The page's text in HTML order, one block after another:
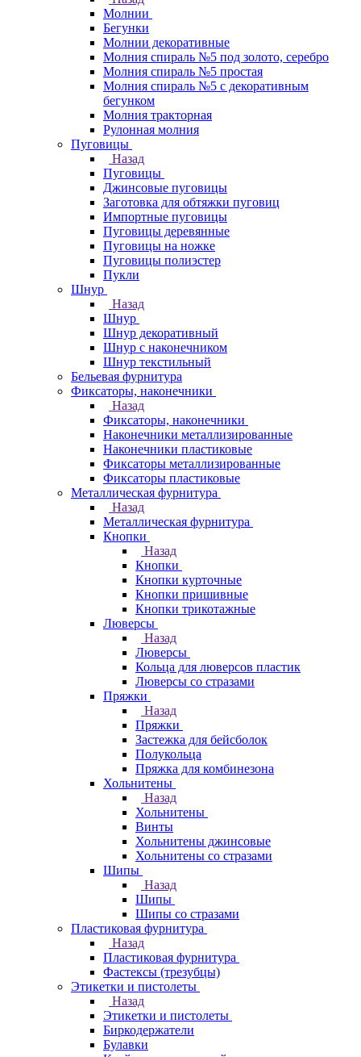
Молнии
Бегунки
Молнии декоративные
Молния спираль №5 под золото, серебро
Молния спираль №5 простая
Молния спираль №5 с декоративным
бегунком
Молния тракторная
Рулонная молния
Пуговицы
Назад
Пуговицы
Джинсовые пуговицы
Заготовка для обтяжки пуговиц
Импортные пуговицы
Пуговицы деревянные
Пуговицы на ножке
Пуговицы полиэстер
Пукли
Шнур
Назад
Шнур
Шнур декоративный
Шнур с наконечником
Шнур текстильный
Бельевая фурнитура
Фиксаторы, наконечники
Назад
Фиксаторы, наконечники
Наконечники металлизированные
Наконечники пластиковые
Фиксаторы металлизированные
Фиксаторы пластиковые
Металлическая фурнитура
Назад
Металлическая фурнитура
Кнопки
Назад
Кнопки
Кнопки курточные
Кнопки пришивные
Кнопки трикотажные
Люверсы
Назад
Люверсы
Кольца для люверсов пластик
Люверсы со стразами
Пряжки
Назад
Пряжки
Застежка для бейсболок
Полукольца
Пряжка для комбинезона
Хольнитены
Назад
Хольнитены
Винты
Хольнитены джинсовые
Хольнитены со стразами
Шипы
Назад
Шипы
Шипы со стразами
Пластиковая фурнитура
Назад
Пластиковая фурнитура
Фастексы (трезубцы)
Этикетки и пистолеты
Назад
Этикетки и пистолеты
Биркодержатели
Булавки